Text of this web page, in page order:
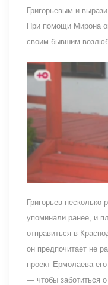
Григорьевым и
При помощи Мирона
своим бывшим
Григорьев
упоминали ранее, и
отправиться в
он предпочитает не
проект Ермолаева
— чтобы заботиться о